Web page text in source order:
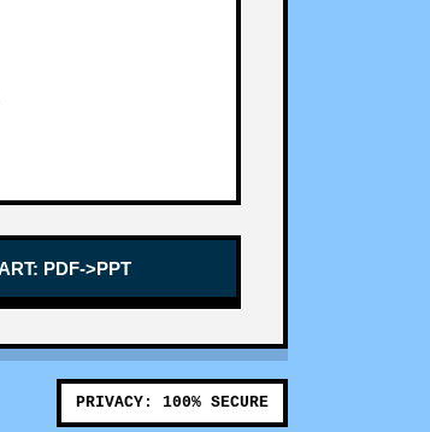
PDF->PPT
PRIVACY: 100% SECURE